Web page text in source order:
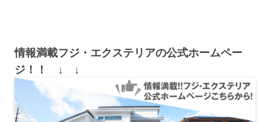
情報満載フジ・エクステリアの公式ホームペー
ジ！！ ↓ ↓